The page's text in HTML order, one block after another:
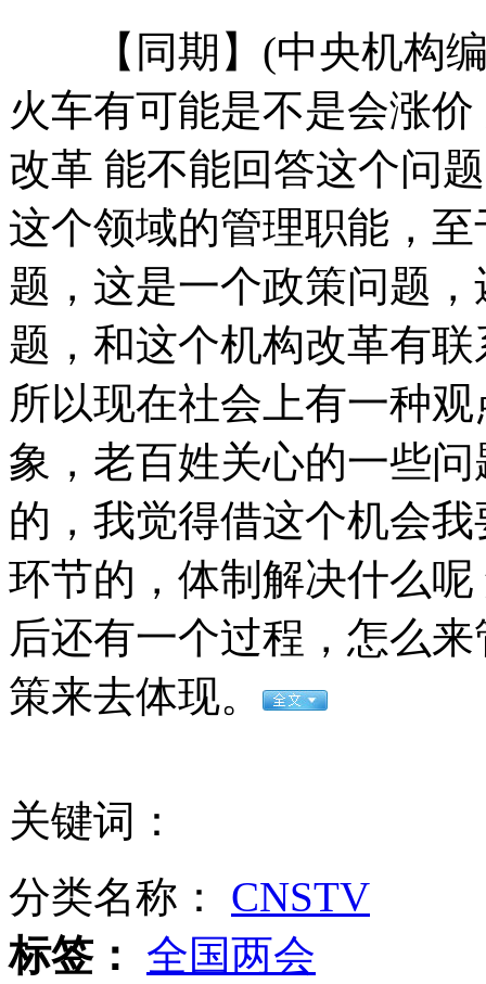
云南野象再“发飙” 村民损失重
英国男子用绳棒捕获千斤大鱼
山西运城恶犬咬伤多人 警民合力深夜将其击毙
女孩北京地铁殴打老人 痛下狠手拳打脚踢
无痛分娩是否安全 医生回应
外交部：反对强权政治霸凌主义
外交部：有关国家言论片面不公正
【同期】(中央机构编
火车有可能是不是会涨
改革 能不能回答这个问
这个领域的管理职能，
题，这是一个政策问题
题，和这个机构改革有
所以现在社会上有一种
象，老百姓关心的一些
的，我觉得借这个机会
环节的，体制解决什么
后还有一个过程，怎么
策来去体现。
关键词：
分类名称： CNSTV
标签：
全国两会